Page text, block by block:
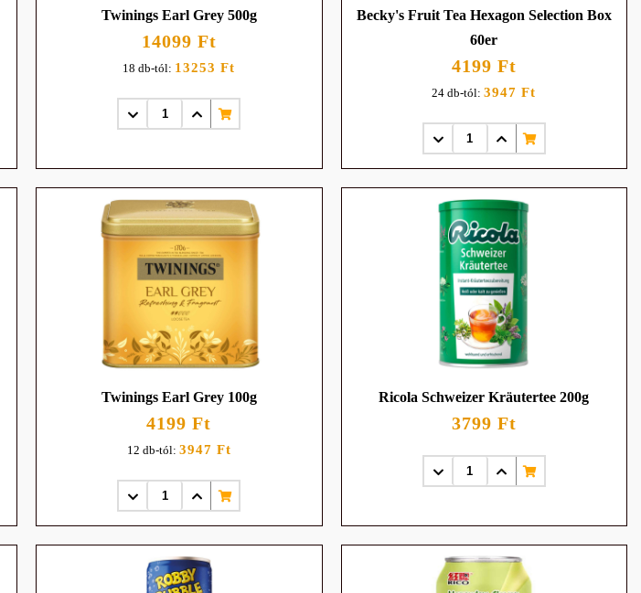
Twinings Earl Grey 500g
14099 Ft
18 db-tól: 13253 Ft
Becky's Fruit Tea Hexagon Selection Box
60er
4199 Ft
24 db-tól:3947 Ft
Twinings Earl Grey 100g
4199 Ft
12 db-tól: 3947 Ft
Ricola Schweizer Kräutertee 200g
3799 Ft